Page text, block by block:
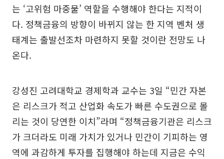
는 ‘고위험 마중물’ 역할을 수행해야 한다는 지적이
다. 정책금융의 방향이 바뀌지 않는 한 지역 벤처 생
태계는 출발선조차 마련하지 못할 것이란 전망도 나
온다.
강성진 고려대학교 경제학과 교수는 3일 “민간 자본
은 리스크가 적고 산업화 속도가 빠른 수도권으로 몰
리는 것이 당연한 이치”라며 “정책금융기관은 리스크
가 크더라도 미래 가치가 있거나 민간이 기피하는 영
역에 과감하게 투자를 집행해야 하는데 지금은 수익